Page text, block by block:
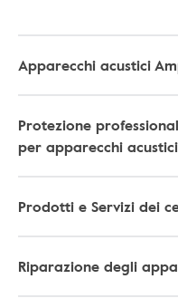
Apparecchi acustici
Protezione
per apparecchi acustici
Prodotti e Servizi dei
Riparazione degli